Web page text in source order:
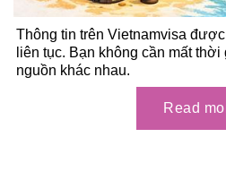
Thông tin trên Vietnamvisa
liên tục. Bạn không cần mất
nguồn khác nhau.